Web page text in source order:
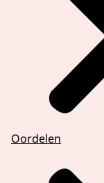
Oordelen